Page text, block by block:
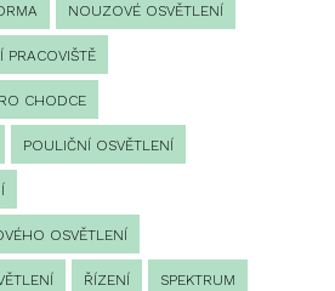
NOUZOVÉ OSVĚTLENÍ
PRACOVIŠTĚ
CHODCE
POULIČNÍ OSVĚTLENÍ
OSVĚTLENÍ
ŘÍZENÍ SPEKTRUM